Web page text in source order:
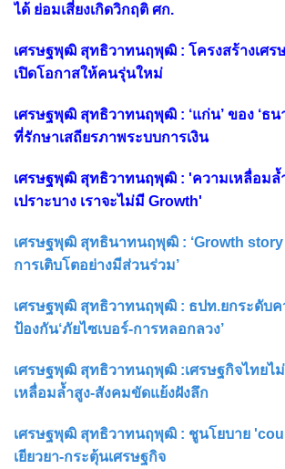
ได้ ย่อมเสี่ยงเกิดวิกฤติ ศก.
เศรษฐพุฒิ สุทธิวาทนฤพุฒิ : โครงสร้างเศร
เปิดโอกาสให้คนรุ่นใหม่
เศรษฐพุฒิ สุทธิวาทนฤพุฒิ : ‘แก่น’ ของ ‘ธน
ที่รักษาเสถียรภาพระบบการเงิน
เศรษฐพุฒิ สุทธิวาทนฤพุฒิ : 'ความเหลื่อมล้
เปราะบาง เราจะไม่มี Growth'
เศรษฐพุฒิ สุทธินาทนฤพุฒิ : ‘Growth
การเติบโตอย่างมีส่วนร่วม’
เศรษฐพุฒิ สุทธิวาทนฤพุฒิ : ธปท.ยกระดับค
ป้องกัน‘ภัยไซเบอร์-การหลอกลวง’
เศรษฐพุฒิ สุทธิวาทนฤพุฒิ :เศรษฐกิจไทยไ
เหลื่อมล้ำสูง-สังคมขัดแย้งฝังลึก
เศรษฐพุฒิ สุทธิวาทนฤพุฒิ : ชูนโยบาย
เยียวยา-กระตุ้นเศรษฐกิจ